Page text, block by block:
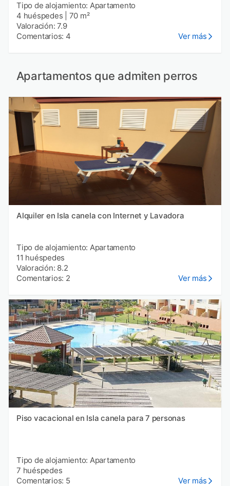
Tipo de alojamiento: Apartamento
4 huéspedes
70 m²
Valoración: 7.9
Comentarios: 4
Ver más
Apartamentos que admiten perros
Alquiler en Isla canela con Internet y Lavadora
Tipo de alojamiento: Apartamento
11 huéspedes
Valoración: 8.2
Comentarios: 2
Ver más
Piso vacacional en Isla canela para 7 personas
Tipo de alojamiento: Apartamento
7 huéspedes
Comentarios: 5
Ver más